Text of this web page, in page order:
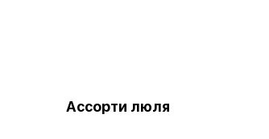
Ассорти люля